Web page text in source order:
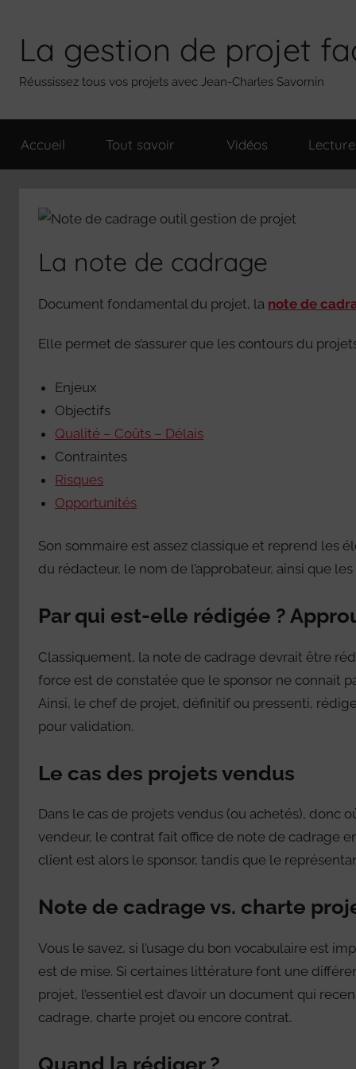
contenu
La gestion de projet
Réussissez tous vos projets avec Jean-Charles Savornin
Accueil Tout savoir Vidéos
La note de cadrage
Document fondamental du projet, la note de
Elle permet de s’assurer que les contours du
Enjeux
Objectifs
Qualité – Coûts – Délais
Contraintes
Risques
Opportunités
Son sommaire est assez classique et reprend les
du rédacteur, le nom de l’approbateur, ainsi que
Par qui est-elle rédigée ?
Classiquement, la note de cadrage devrait être
force est de constatée que le sponsor ne connait
Ainsi, le chef de projet, définitif ou pressenti,
pour validation.
Le cas des projets vendus
Dans le cas de projets vendus (ou achetés), donc
vendeur, le contrat fait office de note de cadrage
client est alors le sponsor, tandis que le
Note de cadrage vs. charte
Vous le savez, si l’usage du bon vocabulaire est
est de mise. Si certaines littérature font une
projet, l’essentiel est d’avoir un document qui
cadrage, charte projet ou encore contrat.
Quand la rédiger ?